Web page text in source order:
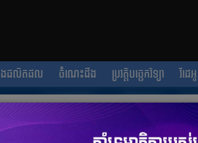
ងផលិតផល ចំណេះដឹង ប្រវត្តិបច្ចេកវិទ្យា វីដេអូ
ាតិ .kh តាម​ប្រព័ន្ធអនឡាញ​ សម្រាប់​